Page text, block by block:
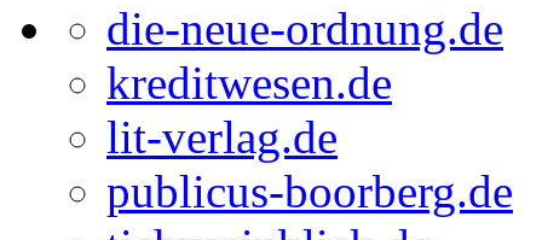
die-neue-ordnung.de
kreditwesen.de
lit-verlag.de
publicus-boorberg.de